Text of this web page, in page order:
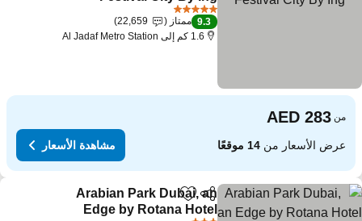
9.3 ممتاز
22,659
1.6 كم إلى Al Jadaf Metro Station
من
عرض الأسعار من14 موقعًا مشاهدة الأسعار
مشاركةAdd to favorites
Arabian Park Dubai, an
Edge by Rotana Hotel